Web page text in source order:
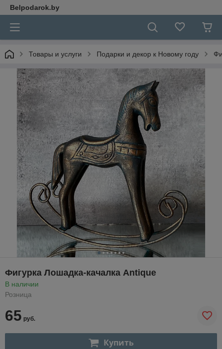
Belpodarok.by
Товары и услуги Подарки и декор к Новому году
Фигурка Лошадка-качалка Antique
В наличии
Розница
65 руб.
Купить